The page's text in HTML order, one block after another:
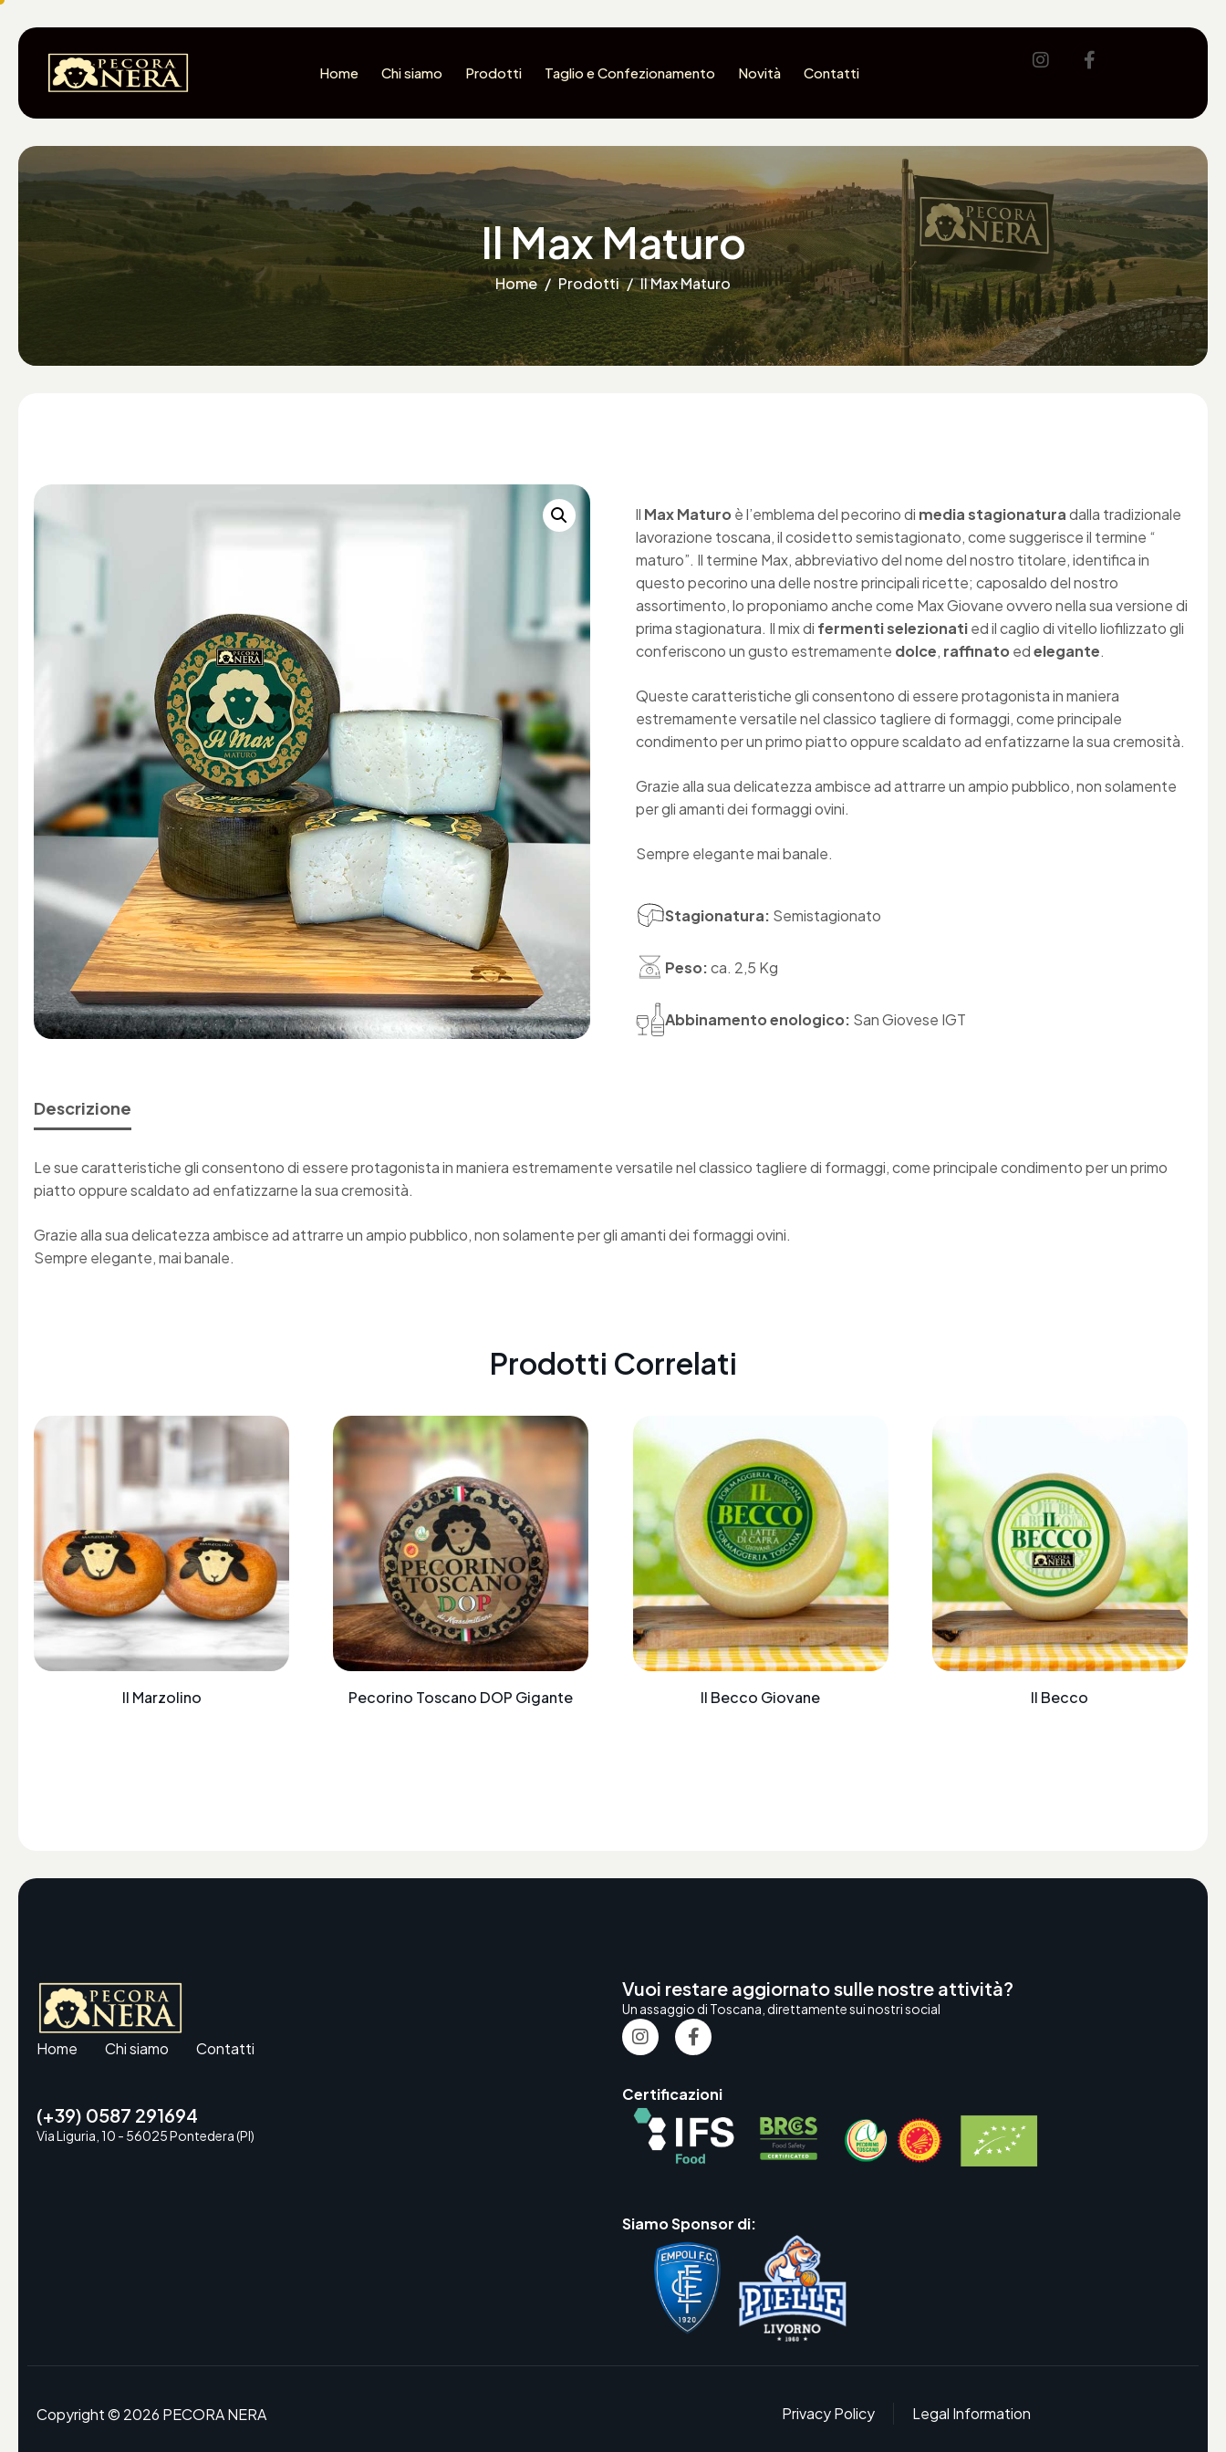
Home Chi siamo Prodotti Taglio e Confezionamento Novità Contatti
Il Max Maturo
Home Prodotti Il Max Maturo
ll Max Maturo è l’emblema del pecorino di mediastagionaturadalla tradizionale
lavorazione toscana,il cosidetto semistagionato, come suggerisce il termine “
maturo”. Il termine Max, abbreviativo del nome del nostro titolare, identifica in
questo pecorino una delle nostre principali ricette; caposaldo del nostro
assortimento, lo proponiamo anche come MaxGiovaneovvero nella sua versione di
prima stagionatura. Il mix di fermentiselezionatied il caglio di vitello liofilizzato gli
conferiscono un gusto estremamente dolce, raffinato edelegante.
Queste caratteristiche gli consentono di essere protagonista in maniera
estremamente versatile nel classico tagliere di formaggi, come principale
condimento per un primo piatto oppure scaldato ad enfatizzarne la suacremosità.
Grazie alla sua delicatezza ambisce ad attrarre un ampio pubblico, non solamente
per gli amanti dei formaggi ovini.
Sempre elegante mai banale.
Stagionatura: Semistagionato
Peso:ca. 2,5 Kg
Abbinamento enologico: San Giovese IGT
Descrizione
Le sue caratteristiche gli consentono di essere protagonista in maniera estremamente versatile nel classico tagliere di formaggi, come principale condimento per un primo
piatto oppure scaldato ad enfatizzarne la sua cremosità.
Grazie alla sua delicatezza ambisce ad attrarre un ampio pubblico, non solamente per gli amanti dei formaggi ovini.
Sempre elegante, mai banale.
Prodotti Correlati
Il Marzolino Pecorino Toscano DOP Gigante Il Becco Giovane Il Becco
Home Chi siamo Contatti
(+39) 0587 291694
Via Liguria, 10 - 56025 Pontedera (PI)
Vuoi restare aggiornato sulle nostre attività?
Un assaggio di Toscana, direttamente sui nostri social
Certificazioni
Siamo Sponsor di:
Copyright © 2026 PECORA NERA Privacy Policy Legal Information